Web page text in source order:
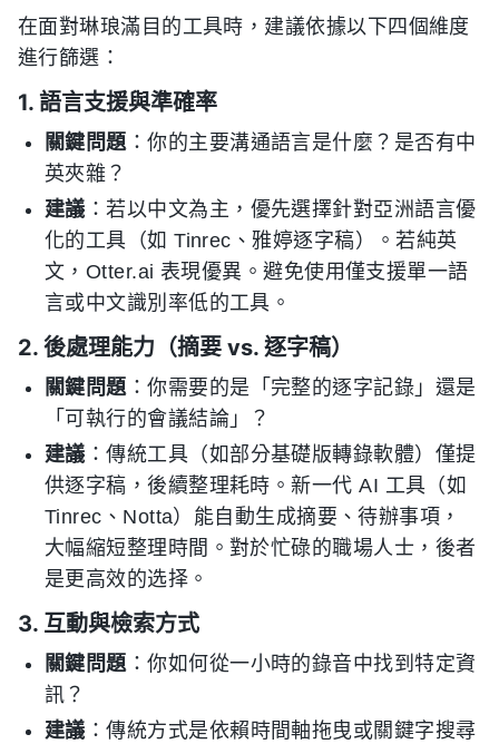
在面對琳琅滿目的工具時，建議依據以下四個維度
進行篩選：
1. 語言支援與準確率
關鍵問題：你的主要溝通語言是什麼？是否有中
英夾雜？
建議 ：若以中文為主，優先選擇針對亞洲語言優
化的工具（如 Tinrec、雅婷逐字稿）。若純英
文，Otter.ai 表現優異。避免使用僅支援單一語
言或中文識別率低的工具。
2. 後處理能力（摘要 vs. 逐字稿）
關鍵問題：你需要的是「完整的逐字記錄」還是
「可執行的會議結論」？
建議 ：傳統工具（如部分基礎版轉錄軟體）僅提
供逐字稿，後續整理耗時。新一代 AI 工具（如
Tinrec、Notta）能自動生成摘要、待辦事項，
大幅縮短整理時間。對於忙碌的職場人士，後者
是更高效的选择。
3. 互動與檢索方式
關鍵問題：你如何從一小時的錄音中找到特定資
訊？
建議 ：傳統方式是依賴時間軸拖曳或關鍵字搜尋